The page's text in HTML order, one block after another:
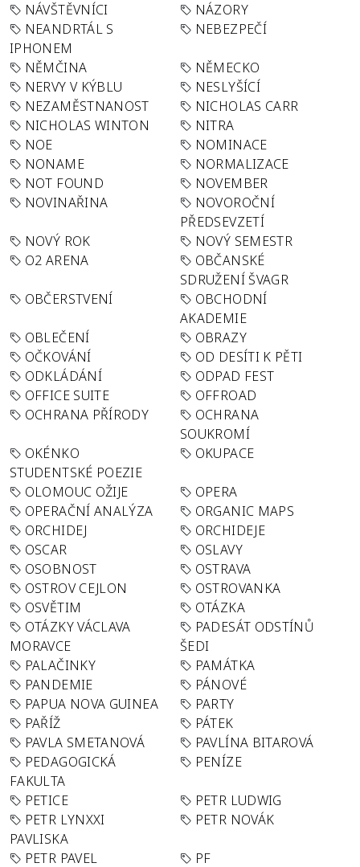
NÁVŠTĚVNÍCI
NÁZORY
NEANDRTÁL S
IPHONEM
NEBEZPEČÍ
NĚMČINA
NĚMECKO
NERVY V KÝBLU
NESLYŠÍCÍ
NEZAMĚSTNANOST
NICHOLAS CARR
NICHOLAS WINTON
NITRA
NOE
NOMINACE
NONAME
NORMALIZACE
NOT FOUND
NOVEMBER
NOVINAŘINA
NOVOROČNÍ
PŘEDSEVZETÍ
NOVÝ ROK
NOVÝ SEMESTR
O2 ARENA
OBČANSKÉ
SDRUŽENÍ ŠVAGR
OBČERSTVENÍ
OBCHODNÍ
AKADEMIE
OBLEČENÍ
OBRAZY
OČKOVÁNÍ
OD DESÍTI K PĚTI
ODKLÁDÁNÍ
ODPAD FEST
OFFICE SUITE
OFFROAD
OCHRANA PŘÍRODY
OCHRANA
SOUKROMÍ
OKÉNKO
STUDENTSKÉ POEZIE
OKUPACE
OLOMOUC OŽIJE
OPERA
OPERAČNÍ ANALÝZA
ORGANIC MAPS
ORCHIDEJ
ORCHIDEJE
OSCAR
OSLAVY
OSOBNOST
OSTRAVA
OSTROV CEJLON
OSTROVANKA
OSVĚTIM
OTÁZKA
OTÁZKY VÁCLAVA
MORAVCE
PADESÁT ODSTÍNŮ
ŠEDI
PALAČINKY
PAMÁTKA
PANDEMIE
PÁNOVÉ
PAPUA NOVA GUINEA
PARTY
PAŘÍŽ
PÁTEK
PAVLA SMETANOVÁ
PAVLÍNA BITAROVÁ
PEDAGOGICKÁ
FAKULTA
PENÍZE
PETICE
PETR LUDWIG
PETR LYNXXI
PAVLISKA
PETR NOVÁK
PETR PAVEL PF